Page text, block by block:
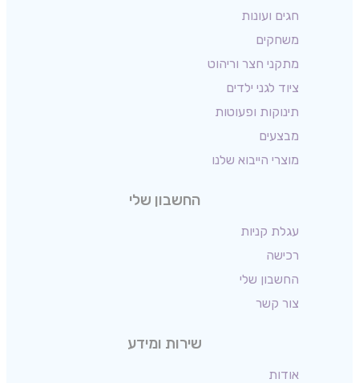
חגים ועונות
משחקים
מתקני חצר וריהוט
ציוד לגני ילדים
תינוקות ופעוטות
מבצעים
מוצרי הייבוא שלנו
החשבון שלי
עגלת קניות
רכישה
החשבון שלי
צור קשר
שירות ומידע
אודות